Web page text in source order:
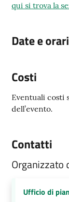
qui si trova la
Date e orari
Costi
Eventuali costi
dell’evento.
Contatti
Organizzato
Ufficio di